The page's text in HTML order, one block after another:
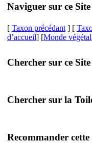
Naviguer sur ce Site
[ Taxon précédant ] [
d’accueil] [Monde végétal
Chercher sur ce Site
Chercher sur la
Recommander cette